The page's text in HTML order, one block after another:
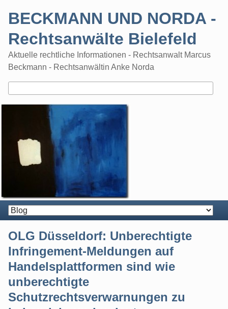
BECKMANN UND NORDA -
Rechtsanwälte Bielefeld
Aktuelle rechtliche Informationen - Rechtsanwalt Marcus
Beckmann - Rechtsanwältin Anke Norda
OLG Düsseldorf: Unberechtigte
Infringement-Meldungen auf
Handelsplattformen sind wie
unberechtigte
Schutzrechtsverwarnungen zu